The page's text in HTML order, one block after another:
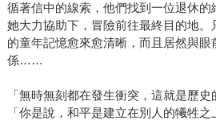
循著信中的線索，他們找到一位退休的
她大力協助下，冒險前往最終目的地
的童年記憶愈來愈清晰，而且居然與
係……
「無時無刻都在發生衝突，這就是歷史
「你是說，和平是建立在別人的犧牲之